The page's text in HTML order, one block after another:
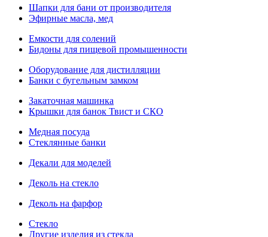
Шапки для бани от производителя
Эфирные масла, мед
Емкости для солений
Бидоны для пищевой промышенности
Оборудование для дистилляции
Банки с бугельным замком
Закаточная машинка
Крышки для банок Твист и СКО
Медная посуда
Стеклянные банки
Декали для моделей
Деколь на стекло
Деколь на фарфор
Стекло
Другие изделия из стекла